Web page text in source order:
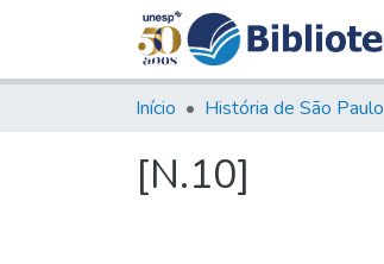
Início História de São Paulo
[N.10]